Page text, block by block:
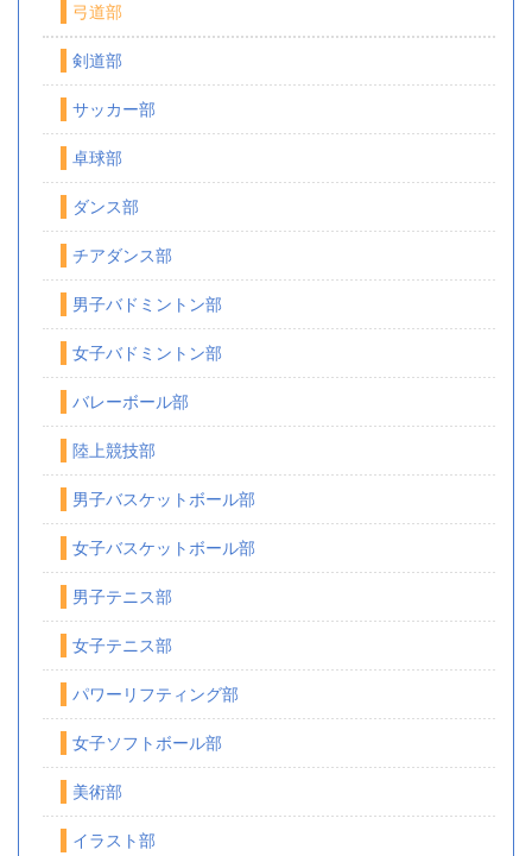
弓道部
剣道部
サッカー部
卓球部
ダンス部
チアダンス部
男子バドミントン部
女子バドミントン部
バレーボール部
陸上競技部
男子バスケットボール部
女子バスケットボール部
男子テニス部
女子テニス部
パワーリフティング部
女子ソフトボール部
美術部
イラスト部